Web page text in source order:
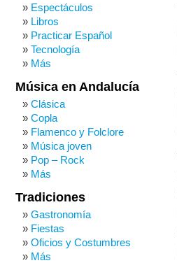
Espectáculos
Libros
Practicar Español
Tecnología
Más
Música en Andalucía
Clásica
Copla
Flamenco y Folclore
Música joven
Pop – Rock
Más
Tradiciones
Gastronomía
Fiestas
Oficios y Costumbres
Más